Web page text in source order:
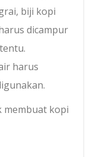
biji kopi
dicampur
harus
membuat kopi